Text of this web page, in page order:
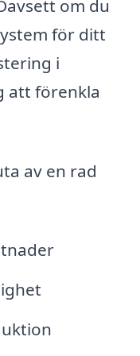
om du
för ditt
i
att förenkla
av en rad